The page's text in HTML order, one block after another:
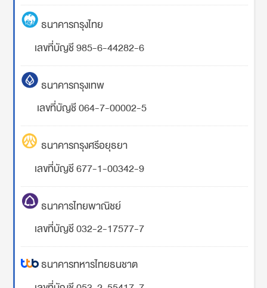
ธนาคารกรุงไทย
เลขที่บัญชี 985-6-44282-6
ธนาคารกรุงเทพ
เลขที่บัญชี 064-7-00002-5
ธนาคารกรุงศรีอยุธยา
เลขที่บัญชี 677-1-00342-9
ธนาคารไทยพาณิชย์
เลขที่บัญชี 032-2-17577-7
ธนาคารทหารไทยธนชาต